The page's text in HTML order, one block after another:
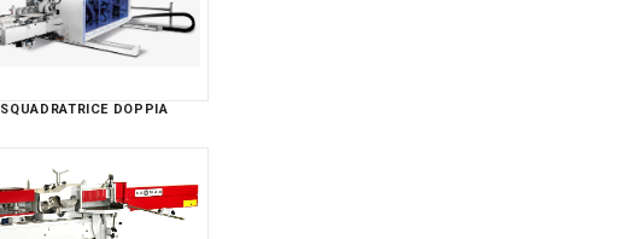
SQUADRATRICE DOPPIA